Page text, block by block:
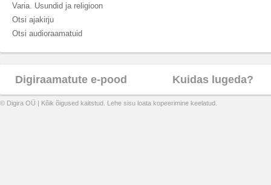
Varia. Usundid ja religioon
Otsi ajakirju
Otsi audioraamatuid
Digiraamatute e-pood Kuidas lugeda?
© Digira OÜ | Kõik õigused kaitstud. Lehe sisu loata kopeerimine keelatud.